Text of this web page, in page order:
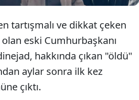
tartışmalı ve dikkat çeken
eski Cumhurbaşkanı
hakkında çıkan "öldü"
aylar sonra ilk kez
çıktı.